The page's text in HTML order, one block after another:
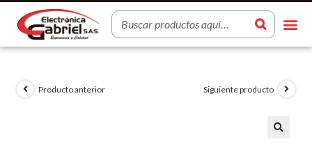
Producto anterior Siguiente producto